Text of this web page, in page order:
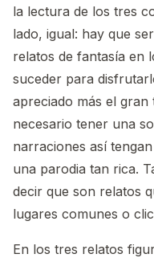
la lectura de los tres
lado, igual: hay que
relatos de fantasía en
suceder para
apreciado más el gran
necesario tener una
narraciones así
una parodia tan rica.
decir que son relatos
lugares comunes o
En los tres relatos